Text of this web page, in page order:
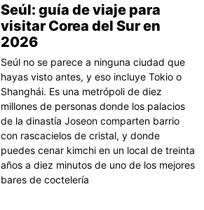
Seúl: guía de viaje para
visitar Corea del Sur en
2026
Seúl no se parece a ninguna ciudad que
hayas visto antes, y eso incluye Tokio o
Shanghái. Es una metrópoli de diez
millones de personas donde los palacios
de la dinastía Joseon comparten barrio
con rascacielos de cristal, y donde
puedes cenar kimchi en un local de treinta
años a diez minutos de uno de los mejores
bares de coctelería